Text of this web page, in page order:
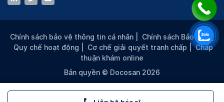
Chính sách bảo vệ thông tin cá nhân Chính sách Bảo mật |
Quy chế hoạt động
Cơ chế giải quyết tranh chấp |Chấp
thuận khám online
Bản quyền © Docosan 2026